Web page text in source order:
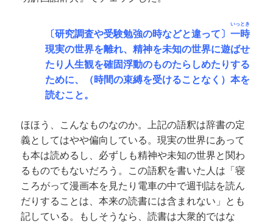
〔研究調査や受験勉強の時などと違って〕一時
いっとき
現実の世界を離れ、精神を未知の世界に遊ばせ
たり人生観を確固浮動のものたらしめたりする
ために、（時間の束縛を受けることなく）本を
読むこと。
ほほう、こんなものなのか。上記の語釈は辞書の定
義としてはやや偏向している。現実の世界にあって
も本は読めるし、必ずしも精神や未知の世界と関わ
るものでもないだろう。この語釈を書いた人は「寝
ころがって漫画本を見たり電車の中で週刊誌を読ん
だりすることは、本来の読書には含まれない」とも
記している。もしそうなら、読書は大衆的ではな